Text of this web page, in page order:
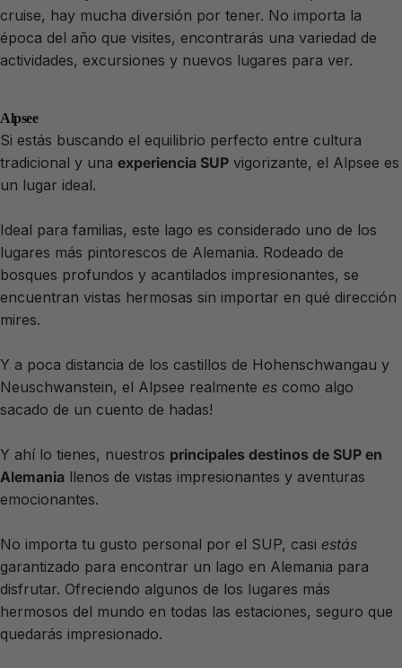
cruise, hay mucha diversión por tener. No importa la
época del año que visites, encontrarás una variedad de
actividades, excursiones y nuevos lugares para ver.
Alpsee
Si estás buscando el equilibrio perfecto entre cultura
tradicional y una experiencia SUP vigorizante, el Alpsee es
un lugar ideal.
Ideal para familias, este lago es considerado uno de los
lugares más pintorescos de Alemania. Rodeado de
bosques profundos y acantilados impresionantes, se
encuentran vistas hermosas sin importar en qué dirección
mires.
Y a poca distancia de los castillos de Hohenschwangau y
Neuschwanstein, el Alpsee realmente es como algo
sacado de un cuento de hadas!
Y ahí lo tienes, nuestros principales destinos de SUP en
Alemania llenos de vistas impresionantes y aventuras
emocionantes.
No importa tu gusto personal por el SUP, casi estás
garantizado para encontrar un lago en Alemania para
disfrutar. Ofreciendo algunos de los lugares más
hermosos del mundo en todas las estaciones, seguro que
quedarás impresionado.